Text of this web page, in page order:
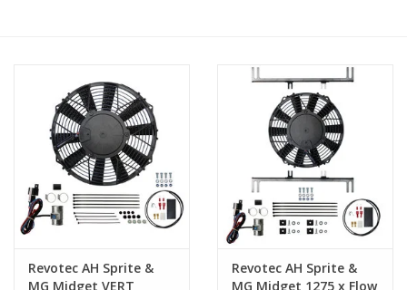
Revotec AH Sprite &
MG Midget VERT
Revotec AH Sprite &
MG Midget 1275 x Flow